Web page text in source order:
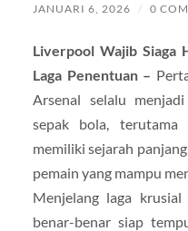
JANUARI 6, 2026 / 0
Liverpool Wajib Siaga
Laga Penentuan –
Arsenal selalu
sepak bola,
memiliki sejarah
pemain yang mampu
Menjelang laga
benar-benar siap